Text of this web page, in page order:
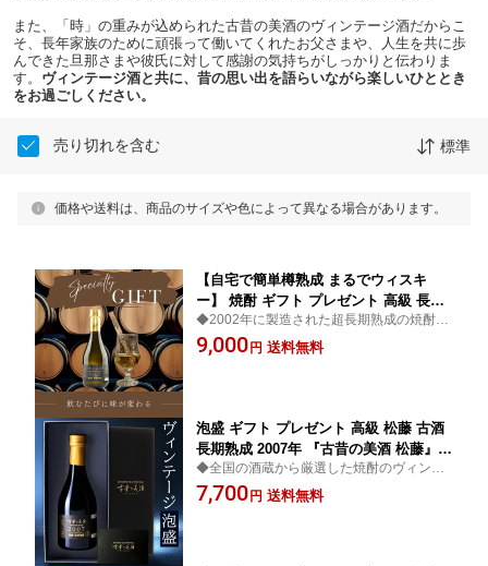
また、「時」の重みが込められた古昔の美酒のヴィンテージ酒だからこ
そ、長年家族のために頑張って働いてくれたお父さまや、人生を共に歩
んできた旦那さまや彼氏に対して感謝の気持ちがしっかりと伝わりま
す。 ヴィンテージ酒と共に、昔の思い出を語らいながら楽しいひととき
をお過ごしください。
売り切れを含む 標準
価格や送料は、商品のサイズや色によって異なる場合があります。
【自宅で簡単樽熟成 まるでウィスキ
ー】 焼酎 ギフト プレゼント 高級 長期
熟成 古酒 『古昔の美酒 2002年ヴィンテ
ージ＆ウィスキースティックセット』 /
◆2002年に製造された超長期熟成の焼酎の
原酒をご自宅で簡単に樽熟成ができるセッ
ト◆年末年始のウィスキー好き、ハイボー
9,000 円 送料無料
泡盛 ギフト プレゼント 高級 松藤 古酒
長期熟成 2007年 『古昔の美酒 松藤』 /
父の日 ギフト お中元 御中元 送料無料
お酒 琉球泡盛 誕生日 お父さん 父 義父
◆全国の酒蔵から厳選した焼酎のヴィンテ
ージ古酒ブランド◆高級 お酒 泡盛 琉球泡
盛 クース ギフト プレゼント お父さん 父 義
7,700 円 送料無料